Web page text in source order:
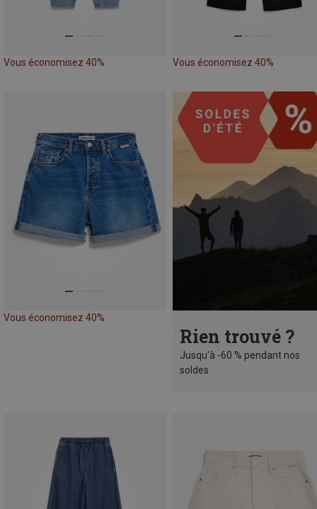
Vous économisez 40% Vous économisez 40%
Vous économisez 40%
Rien trouvé ?
Jusqu'à -60 % pendant nos
soldes